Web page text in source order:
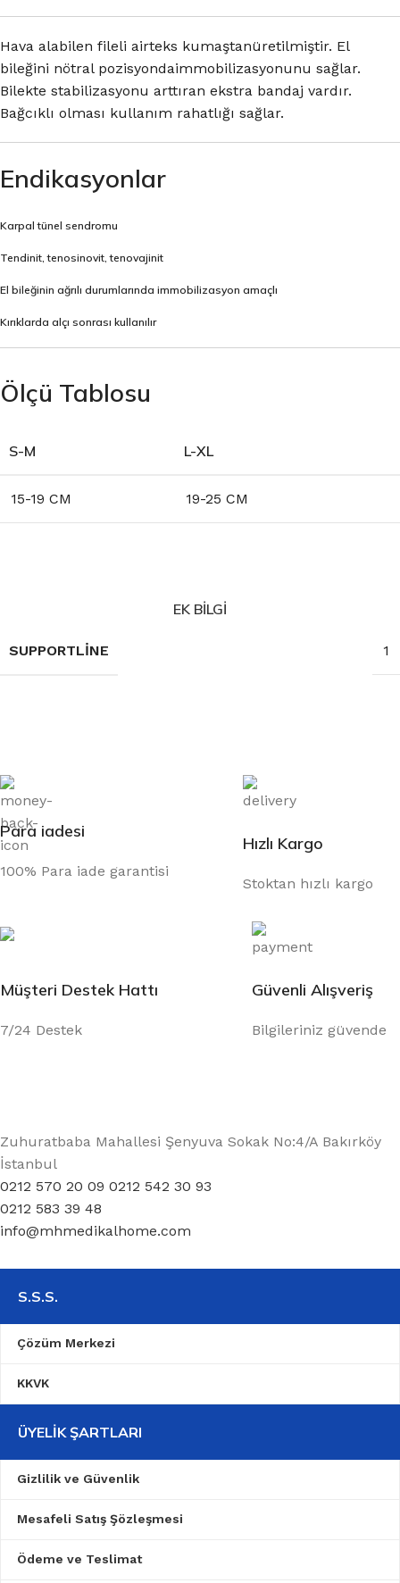
Hava alabilen fileli airteks kumaştanüretilmiştir. El
bileğini nötral pozisyondaimmobilizasyonunu sağlar.
Bilekte stabilizasyonu arttıran ekstra bandaj vardır.
Bağcıklı olması kullanım rahatlığı sağlar.
Endikasyonlar
Karpal tünel sendromu
Tendinit, tenosinovit, tenovajinit
El bileğinin ağrılı durumlarında immobilizasyon amaçlı
Kırıklarda alçı sonrası kullanılır
Ölçü Tablosu
S-M L-XL
15-19 CM 19-25 CM
EK BILGI
SUPPORTLINE 1
Para iadesi
100% Para iade garantisi
Hızlı Kargo
Stoktan hızlı kargo
Müşteri Destek Hattı
7/24 Destek
Güvenli Alışveriş
Bilgileriniz güvende
Zuhuratbaba Mahallesi Şenyuva Sokak No:4/A Bakırköy
İstanbul
0212 570 20 09 0212 542 30 93
0212 583 39 48
info@mhmedikalhome.com
S.S.S.
Çözüm Merkezi
KKVK
ÜYELIK ŞARTLARI
Gizlilik ve Güvenlik
Mesafeli Satış Şözleşmesi
Ödeme ve Teslimat